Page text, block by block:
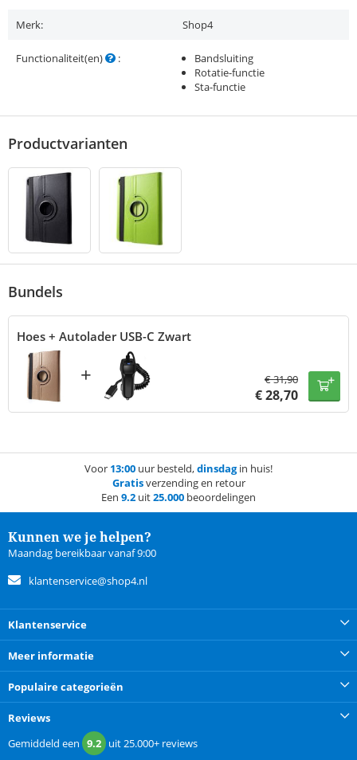
Merk: Shop4
Functionaliteit(en) :
Bandsluiting
Rotatie-functie
Sta-functie
Productvarianten
Bundels
Hoes + Autolader USB-C Zwart
+ €31,90
€28,70
Voor 13:00 uur besteld,dinsdagin huis!
Gratisverzending en retour
Een 9.2 uit25.000 beoordelingen
Kunnen we je helpen?
Maandag bereikbaar vanaf 9:00
klantenservice@shop4.nl
Klantenservice
Meer informatie
Populaire categorieën
Reviews
Gemiddeld een 9.2 uit25.000+ reviews